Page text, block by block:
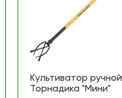
Культиватор ручной
Торнадика "Мини"